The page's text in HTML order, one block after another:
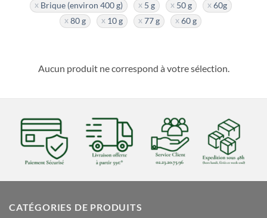
Brique (environ 400 g) 5 g 50 g
60g
80 g
10 g 77 g 60 g
Aucun produit ne correspond à votre sélection.
CATÉGORIES DE PRODUITS